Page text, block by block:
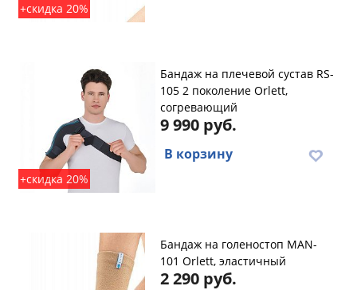
+скидка 20%
+скидка 20%
Бандаж на плечевой сустав RS-
105 2 поколение Orlett,
согревающий
9 990 руб.
В корзину
Бандаж на голеностоп MAN-
101 Orlett, эластичный
2 290 руб.